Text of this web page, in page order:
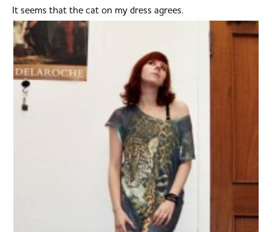
It seems that the cat on my dress agrees.